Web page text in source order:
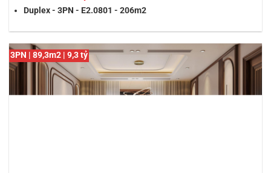
Duplex - 3PN - E2.0801 - 206m2
3PN | 89,3m2 | 9,3 tỷ